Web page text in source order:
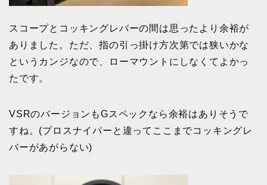
スコープとコッキングレバーの間は思ったより余裕が
ありました。ただ、指の引っ掛け方次第では狭いかな
というカンジなので、ローマウントにしなくてよかっ
たです。
VSRのバージョンもGスペックなら余裕はありそうで
すね。(プロスナイパーと違ってここまでコッキングレ
バーがあがらない)